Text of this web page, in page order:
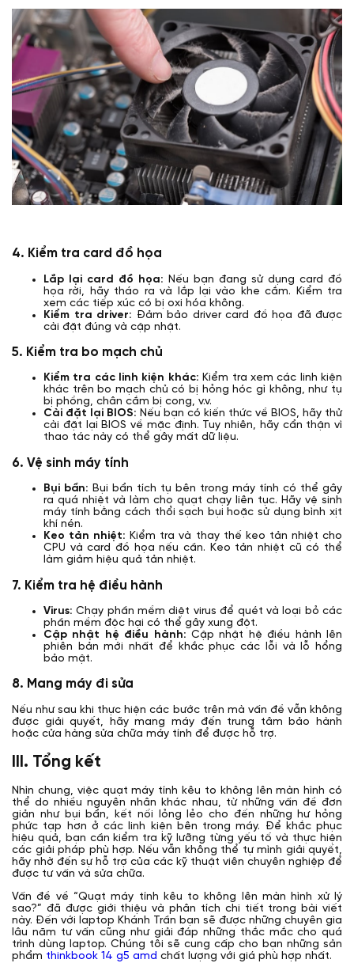
4. Kiểm tra card đồ họa
Lắp lại card đồ họa: Nếu bạn đang sử dụng card đồ
họa rời, hãy tháo ra và lắp lại vào khe cắm. Kiểm tra
xem các tiếp xúc có bị oxi hóa không.
Kiểm tra driver: Đảm bảo driver card đồ họa đã được
cài đặt đúng và cập nhật.
5. Kiểm tra bo mạch chủ
Kiểm tra các linh kiện khác: Kiểm tra xem các linh kiện
khác trên bo mạch chủ có bị hỏng hóc gì không, như tụ
bị phồng, chân cắm bị cong, v.v.
Cài đặt lại BIOS: Nếu bạn có kiến thức về BIOS, hãy thử
cài đặt lại BIOS về mặc định. Tuy nhiên, hãy cẩn thận vì
thao tác này có thể gây mất dữ liệu.
6. Vệ sinh máy tính
Bụi bẩn: Bụi bẩn tích tụ bên trong máy tính có thể gây
ra quá nhiệt và làm cho quạt chạy liên tục. Hãy vệ sinh
máy tính bằng cách thổi sạch bụi hoặc sử dụng bình xịt
khí nén.
Keo tản nhiệt: Kiểm tra và thay thế keo tản nhiệt cho
CPU và card đồ họa nếu cần. Keo tản nhiệt cũ có thể
làm giảm hiệu quả tản nhiệt.
7. Kiểm tra hệ điều hành
Virus: Chạy phần mềm diệt virus để quét và loại bỏ các
phần mềm độc hại có thể gây xung đột.
Cập nhật hệ điều hành: Cập nhật hệ điều hành lên
phiên bản mới nhất để khắc phục các lỗi và lỗ hổng
bảo mật.
8. Mang máy đi sửa
Nếu như sau khi thực hiện các bước trên mà vấn đề vẫn không
được giải quyết, hãy mang máy đến trung tâm bảo hành
hoặc cửa hàng sửa chữa máy tính để được hỗ trợ.
III. Tổng kết
Nhìn chung, việc quạt máy tính kêu to không lên màn hình có
thể do nhiều nguyên nhân khác nhau, từ những vấn đề đơn
giản như bụi bẩn, kết nối lỏng lẻo cho đến những hư hỏng
phức tạp hơn ở các linh kiện bên trong máy. Để khắc phục
hiệu quả, bạn cần kiểm tra kỹ lưỡng từng yếu tố và thực hiện
các giải pháp phù hợp. Nếu vẫn không thể tự mình giải quyết,
hãy nhờ đến sự hỗ trợ của các kỹ thuật viên chuyên nghiệp để
được tư vấn và sửa chữa.
Vấn đề về “Quạt máy tính kêu to không lên màn hình xử lý
sao?” đã được giới thiệu và phân tích chi tiết trong bài viết
này. Đến với laptop Khánh Trần bạn sẽ được những chuyên gia
lâu năm tư vấn cũng như giải đáp những thắc mắc cho quá
trình dùng laptop. Chúng tôi sẽ cung cấp cho bạn những sản
phẩm thinkbook 14 g5 amd chất lượng với giá phù hợp nhất.